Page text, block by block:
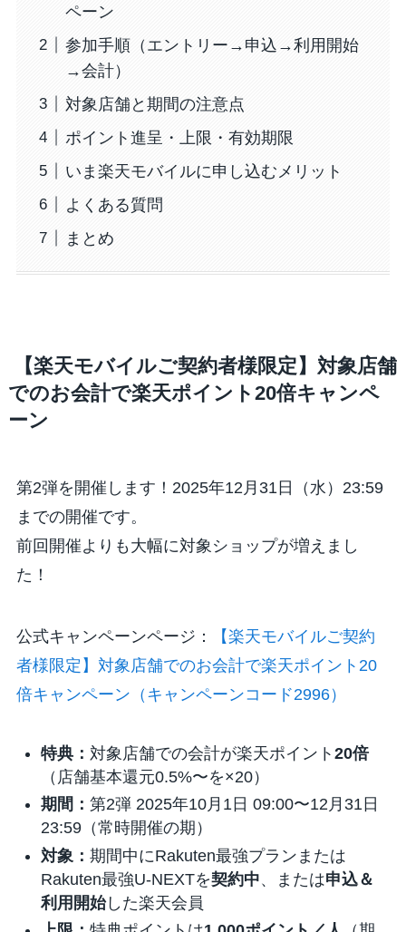
ペーン
参加手順（エントリー→申込→利用開始
→会計）
対象店舗と期間の注意点
ポイント進呈・上限・有効期限
いま楽天モバイルに申し込むメリット
よくある質問
まとめ
【楽天モバイルご契約者様限定】対象店舗
でのお会計で楽天ポイント20倍キャンペ
ーン
第2弾を開催します！2025年12月31日（水）23:59
までの開催です。
前回開催よりも大幅に対象ショップが増えまし
た！
公式キャンペーンページ：
【楽天モバイルご契約
者様限定】対象店舗でのお会計で楽天ポイント20
倍キャンペーン（キャンペーンコード2996）
特典： 対象店舗での会計が楽天ポイント 20倍
（店舗基本還元0.5%〜を×20）
期間： 第2弾 2025年10月1日 09:00〜12月31日
23:59（常時開催の期）
対象： 期間中にRakuten最強プラン または
Rakuten最強U-NEXTを契約中、または申込＆
利用開始した楽天会員